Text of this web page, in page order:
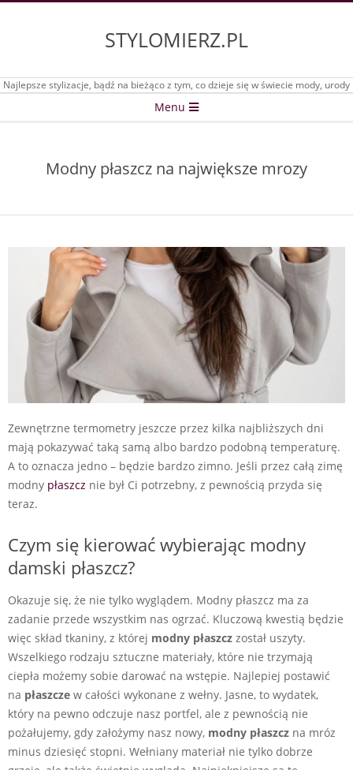
STYLOMIERZ.PL
Najlepsze stylizacje, bądź na bieżąco z tym, co dzieje się w świecie mody, urody
Menu
Modny płaszcz na największe mrozy
Zewnętrzne termometry jeszcze przez kilka najbliższych dni
mają pokazywać taką samą albo bardzo podobną temperaturę.
A to oznacza jedno – będzie bardzo zimno. Jeśli przez całą zimę
modny płaszcz nie był Ci potrzebny, z pewnością przyda się
teraz.
Czym się kierować wybierając modny
damski płaszcz?
Okazuje się, że nie tylko wyglądem. Modny płaszcz ma za
zadanie przede wszystkim nas ogrzać. Kluczową kwestią będzie
więc skład tkaniny, z której modny płaszcz został uszyty.
Wszelkiego rodzaju sztuczne materiały, które nie trzymają
ciepła możemy sobie darować na wstępie. Najlepiej postawić
na płaszcze w całości wykonane z wełny. Jasne, to wydatek,
który na pewno odczuje nasz portfel, ale z pewnością nie
pożałujemy, gdy założymy nasz nowy, modny płaszcz na mróz
minus dziesięć stopni. Wełniany materiał nie tylko dobrze